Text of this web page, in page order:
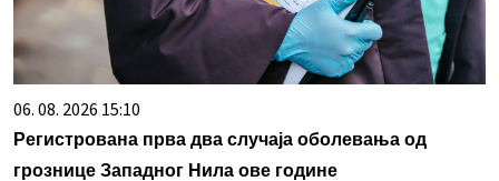
06. 08. 2026 15:10
Регистрована прва два случаја оболевања од
грознице Западног Нила ове године